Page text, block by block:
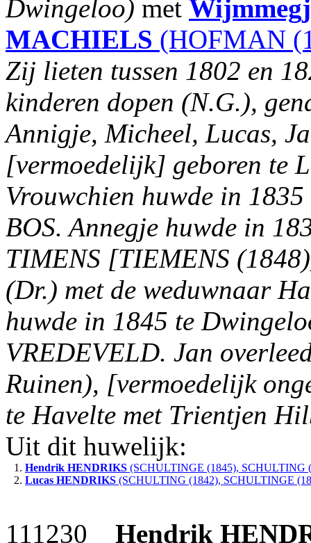
Dwingeloo) met
MACHIELS (HOFMAN
Zij lieten tussen 1802 en
kinderen dopen (N.G.),
Annigje, Micheel, Lucas,
[vermoedelijk] geboren te
Vrouwchien huwde in
BOS. Annegje huwde in
TIMENS [TIEMENS
(Dr.) met de weduwnaar
huwde in 1845 te
VREDEVELD. Jan
Ruinen), [vermoedelijk
te Havelte met Trientjen
Uit dit huwelijk:
1. Hendrik HENDRIKS (SCHULTINGE (1845), SCHULTING
2. Lucas HENDRIKS (SCHULTING (1842), SCHULTINGE
111230 Hendrik